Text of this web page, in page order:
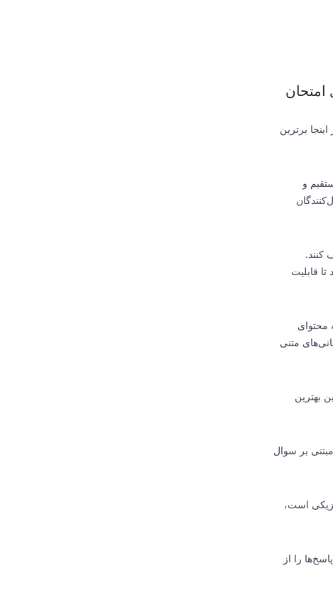
امتحان
برترین
و
کنند.
قابلیت
محتوای
متنی
بهترین
بر سوال
است،
را از